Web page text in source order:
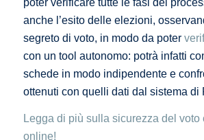
anche l’esito delle elezioni,
segreto di voto, in modo da poter
con un tool autonomo: potrà infatti
schede in modo indipendente e
ottenuti con quelli dati dal sistema di
Legga di più sulla sicurezza del voto
online!